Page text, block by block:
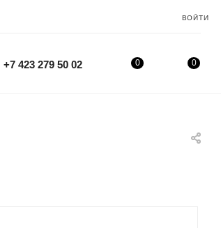
ВОЙТИ
+7 423 279 50 02 0
0